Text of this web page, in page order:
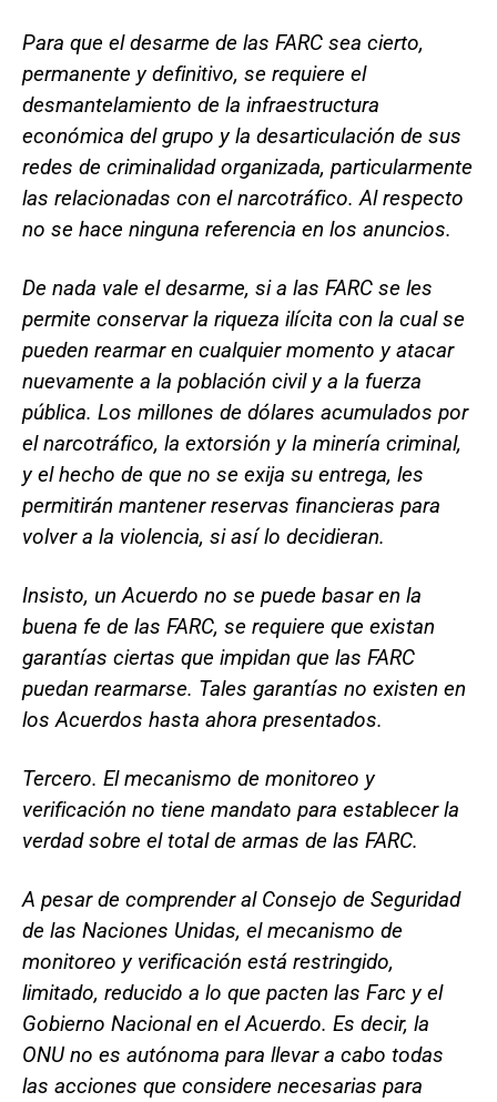
Para que el desarme de las FARC sea cierto,
permanente y definitivo, se requiere el
desmantelamiento de la infraestructura
económica del grupo y la desarticulación de sus
redes de criminalidad organizada, particularmente
las relacionadas con el narcotráfico. Al respecto
no se hace ninguna referencia en los anuncios.
De nada vale el desarme, si a las FARC se les
permite conservar la riqueza ilícita con la cual se
pueden rearmar en cualquier momento y atacar
nuevamente a la población civil y a la fuerza
pública. Los millones de dólares acumulados por
el narcotráfico, la extorsión y la minería criminal,
y el hecho de que no se exija su entrega, les
permitirán mantener reservas financieras para
volver a la violencia, si así lo decidieran.
Insisto, un Acuerdo no se puede basar en la
buena fe de las FARC, se requiere que existan
garantías ciertas que impidan que las FARC
puedan rearmarse. Tales garantías no existen en
los Acuerdos hasta ahora presentados.
Tercero. El mecanismo de monitoreo y
verificación no tiene mandato para establecer la
verdad sobre el total de armas de las FARC.
A pesar de comprender al Consejo de Seguridad
de las Naciones Unidas, el mecanismo de
monitoreo y verificación está restringido,
limitado, reducido a lo que pacten las Farc y el
Gobierno Nacional en el Acuerdo. Es decir, la
ONU no es autónoma para llevar a cabo todas
las acciones que considere necesarias para